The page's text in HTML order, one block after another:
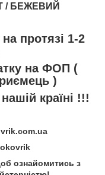
/ БЕЖЕВИЙ
протязі 1-2
на ФОП (
)
країні !!!
ознайомитись з